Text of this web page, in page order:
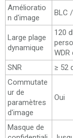
Amélioratio
n d'image
BLC
Large plage
dynamique
120
SNR
≥ 52
Commutate
ur de
paramètres
d'image
Oui
Masque de